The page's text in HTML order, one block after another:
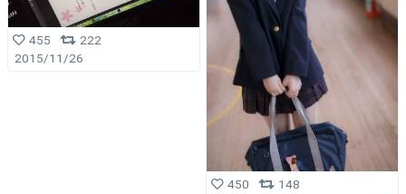
455
222
2015/11/26
450
148